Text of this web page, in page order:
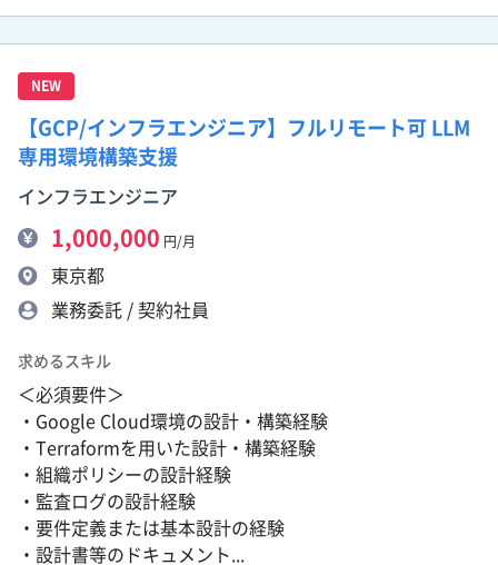
NEW
【GCP/インフラエンジニア】フルリモート可 LLM
専用環境構築支援
インフラエンジニア
1,000,000 円/月
東京都
業務委託 / 契約社員
求めるスキル
＜必須要件＞
・Google Cloud環境の設計・構築経験
・Terraformを用いた設計・構築経験
・組織ポリシーの設計経験
・監査ログの設計経験
・要件定義または基本設計の経験
・設計書等のドキュメント...